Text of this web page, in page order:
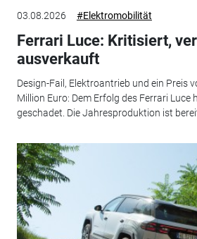
03.08.2026 #Elektromobilität
Ferrari Luce: Kritisiert,
ausverkauft
Design-Fail, Elektroantrieb und ein Preis
Million Euro: Dem Erfolg des Ferrari Luce
geschadet. Die Jahresproduktion ist